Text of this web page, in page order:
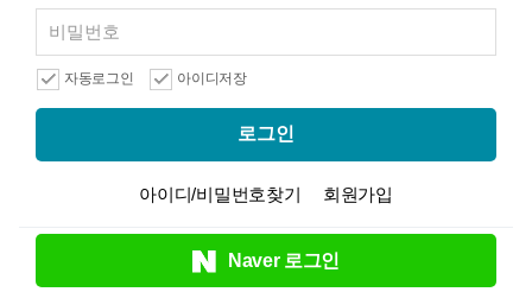
자동로그인 아이디저장
로그인
아이디/비밀번호찾기 회원가입
Naver 로그인